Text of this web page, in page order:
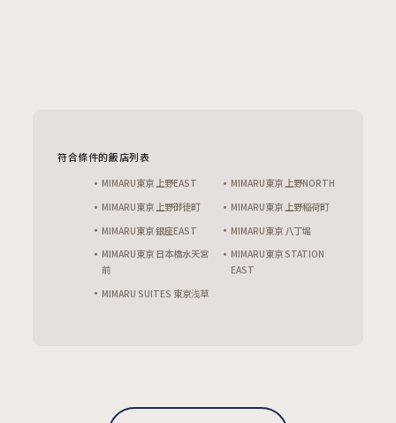
符合條件的飯店列表
MIMARU東京 上野EAST
MIMARU東京 上野NORTH
MIMARU東京 上野御徒町
MIMARU東京 上野稲荷町
MIMARU東京 銀座EAST
MIMARU東京 八丁堀
MIMARU東京 日本橋水天宮
前
MIMARU東京 STATION
EAST
MIMARU SUITES 東京浅草